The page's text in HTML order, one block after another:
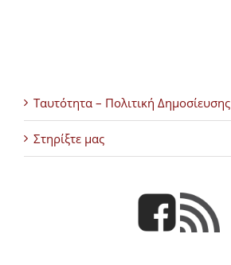
Ταυτότητα – Πολιτική Δημοσίευσης
Στηρίξτε μας